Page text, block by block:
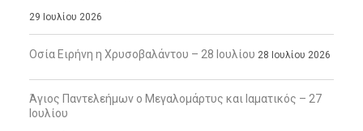
29 Ιουλίου 2026
Οσία Ειρήνη η Χρυσοβαλάντου – 28 Ιουλίου 28 Ιουλίου 2026
Άγιος Παντελεήμων ο Μεγαλομάρτυς και Ιαματικός – 27
Ιουλίου